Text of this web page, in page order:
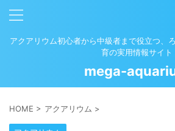
アクアリウム初心者から中級者まで役立つ、
育の実用情報サイト
mega-
HOME > アクアリウム >